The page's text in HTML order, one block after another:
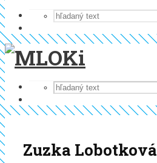
Zuzka Lobotková